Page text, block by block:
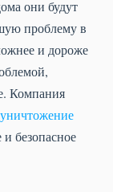
они будут
проблему в
и дороже
Компания
уничтожение
безопасное